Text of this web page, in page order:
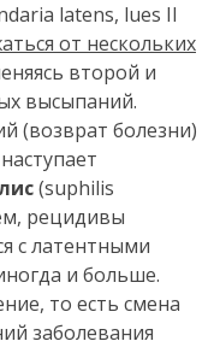
latens, lues II
от нескольких
второй и
высыпаний.
(возврат болезни)
(suphilis
рецидивы
с латентными
и больше.
то есть смена
заболевания